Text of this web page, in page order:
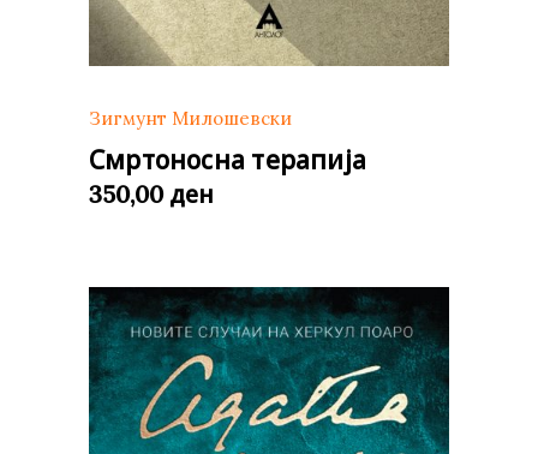
Зигмунт Милошевски
Смртоносна терапија
350,00 ден